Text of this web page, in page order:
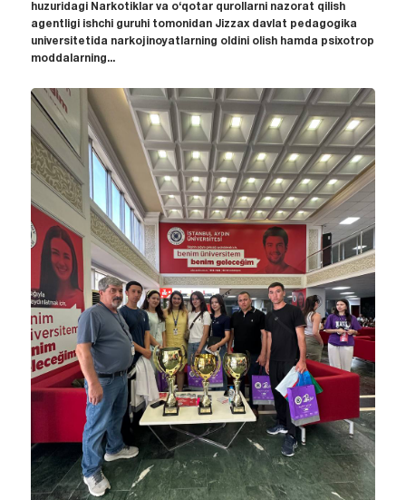
huzuridagi Narkotiklar va o‘qotar qurollarni nazorat qilish
agentligi ishchi guruhi tomonidan Jizzax davlat pedagogika
universitetida narkojinoyatlarning oldini olish hamda psixotrop
moddalarning...